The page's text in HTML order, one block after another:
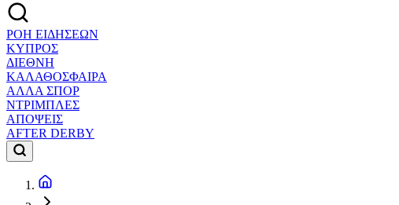
ΡΟΗ ΕΙΔΗΣΕΩΝ
ΚΥΠΡΟΣ
ΔΙΕΘΝΗ
ΚΑΛΑΘΟΣΦΑΙΡΑ
ΑΛΛΑ ΣΠΟΡ
ΝΤΡΙΜΠΛΕΣ
ΑΠΟΨΕΙΣ
AFTER DERBY